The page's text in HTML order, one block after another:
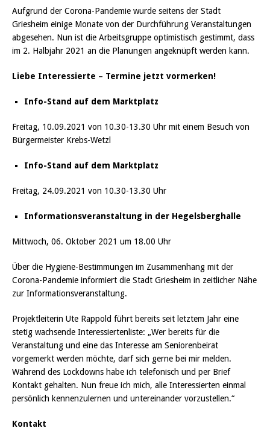
Aufgrund der Corona-Pandemie wurde seitens der Stadt
Griesheim einige Monate von der Durchführung Veranstaltungen
abgesehen. Nun ist die Arbeitsgruppe optimistisch gestimmt, dass
im 2. Halbjahr 2021 an die Planungen angeknüpft werden kann.
Liebe Interessierte – Termine jetzt vormerken!
Info-Stand auf dem Marktplatz
Freitag, 10.09.2021 von 10.30-13.30 Uhr mit einem Besuch von
Bürgermeister Krebs-Wetzl
Info-Stand auf dem Marktplatz
Freitag, 24.09.2021 von 10.30-13.30 Uhr
Informationsveranstaltung in der Hegelsberghalle
Mittwoch, 06. Oktober 2021 um 18.00 Uhr
Über die Hygiene-Bestimmungen im Zusammenhang mit der
Corona-Pandemie informiert die Stadt Griesheim in zeitlicher Nähe
zur Informationsveranstaltung.
Projektleiterin Ute Rappold führt bereits seit letztem Jahr eine
stetig wachsende Interessiertenliste: „Wer bereits für die
Veranstaltung und eine das Interesse am Seniorenbeirat
vorgemerkt werden möchte, darf sich gerne bei mir melden.
Während des Lockdowns habe ich telefonisch und per Brief
Kontakt gehalten. Nun freue ich mich, alle Interessierten einmal
persönlich kennenzulernen und untereinander vorzustellen.“
Kontakt